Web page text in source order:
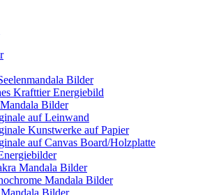
Bilder
Krafttier Energiebild
Bilder
auf Leinwand
Kunstwerke auf Papier
auf Canvas Board/Holzplatte
Mandala Bilder
Mandala Bilder
Bilder